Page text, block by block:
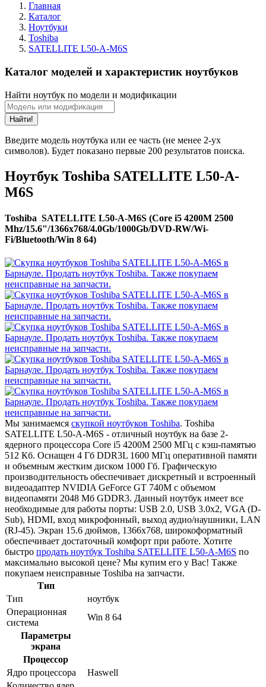
Главная
Каталог
Ноутбуки
Toshiba
SATELLITE L50-A-M6S
Каталог моделей и характеристик ноутбуков
Найти ноутбук по модели и модификации
Найти!
Введите модель ноутбука или ее часть (не менее 2-ух
символов). Будет показано первые 200 результатов поиска.
Ноутбук Toshiba SATELLITE L50-A-
M6S
Toshiba SATELLITE L50-A-M6S (Core i5 4200M 2500
Mhz/15.6"/1366x768/4.0Gb/1000Gb/DVD-RW/Wi-
Fi/Bluetooth/Win 8 64)
Мы занимаемся скупкой ноутбуков Toshiba. Toshiba
SATELLITE L50-A-M6S - отличный ноутбук на базе 2-
ядерного процессора Core i5 4200M 2500 МГц с кэш-памятью
512 Кб. Оснащен 4 Гб DDR3L 1600 МГц оперативной памяти
и объемным жестким диском 1000 Гб. Графическую
производительность обеспечивает дискретный и встроенный
видеоадаптер NVIDIA GeForce GT 740M с объемом
видеопамяти 2048 Мб GDDR3. Данный ноутбук имеет все
необходимые для работы порты: USB 2.0, USB 3.0x2, VGA (D-
Sub), HDMI, вход микрофонный, выход аудио/наушники, LAN
(RJ-45). Экран 15.6 дюймов, 1366x768, широкоформатный
обеспечивает достаточный комфорт при работе. Хотите
быстро продать ноутбук Toshiba SATELLITE L50-A-M6S по
максимально высокой цене? Мы купим его у Вас! Также
покупаем неисправные Toshiba на запчасти.
Тип
Тип
ноутбук
Операционная
система
Win 8 64
Параметры
экрана
Процессор
Ядро процессора
Haswell